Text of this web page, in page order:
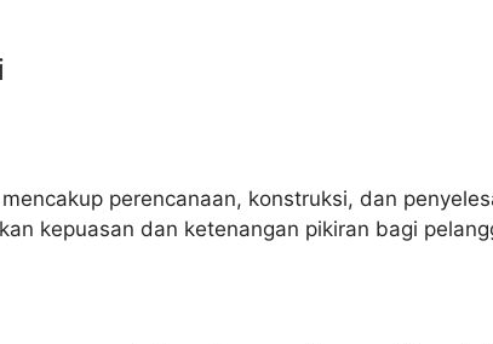
perencanaan, konstruksi, dan
kepuasan dan ketenangan pikiran bagi